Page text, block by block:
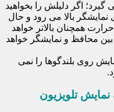
اگر دلیلش را بخواهید
نمایشگر بالا می رود و حال
همچنان بالاتر خواهد
محافظ و نمایشگر خواهد
روی بلندگوها را نمی
تلویزیون